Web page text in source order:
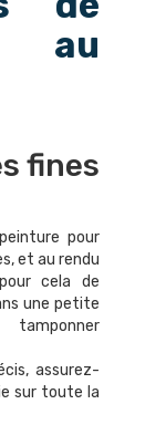
au
fines
pour
et au rendu
cela de
une petite
assurez-
sur toute la